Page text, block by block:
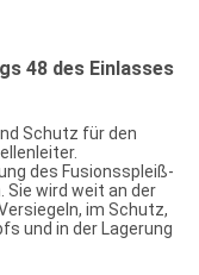
48 des Einlasses
Schutz für den
des Fusionsspleiß-
wird weit an der
im Schutz,
und in der Lagerung